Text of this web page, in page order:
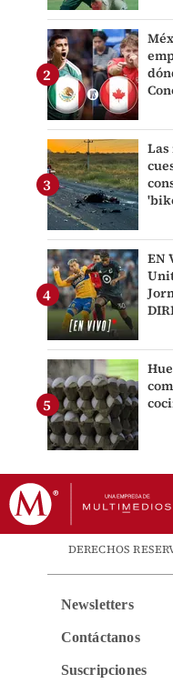
EN
DERECHOS
Newsletters
Contáctanos
Suscripciones